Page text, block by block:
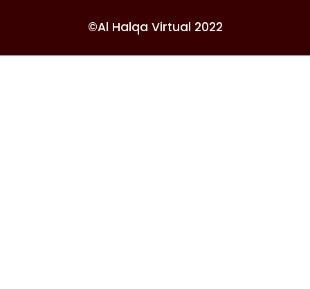
©Al Halqa Virtual 2022